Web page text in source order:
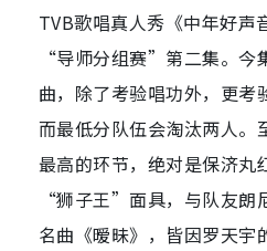
TVB歌唱真人秀《中年好声
“导师分组赛”第二集。今
曲，除了考验唱功外，更考
而最低分队伍会淘汰两人
最高的环节，绝对是保济丸
“狮子王”面具，与队友朗
名曲《暧昧》，皆因罗天宇